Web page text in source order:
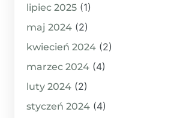
lipiec 2025 (1)
maj 2024 (2)
kwiecień 2024 (2)
marzec 2024 (4)
luty 2024 (2)
styczeń 2024 (4)